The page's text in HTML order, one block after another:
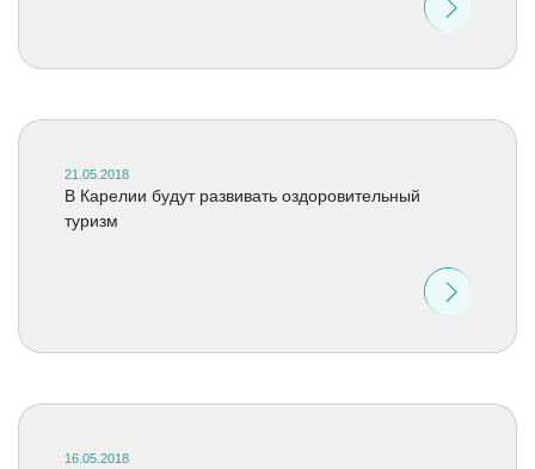
21.05.2018
В Карелии будут развивать оздоровительный
туризм
16.05.2018